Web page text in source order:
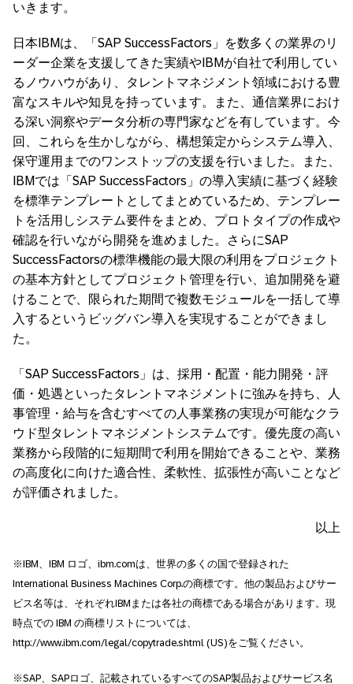
いきます。
日本IBMは、「SAP SuccessFactors」を数多くの業界のリ
ーダー企業を支援してきた実績やIBMが自社で利用してい
るノウハウがあり、タレントマネジメント領域における豊
富なスキルや知見を持っています。また、通信業界におけ
る深い洞察やデータ分析の専門家などを有しています。今
回、これらを生かしながら、構想策定からシステム導入、
保守運用までのワンストップの支援を行いました。また、
IBMでは「SAP SuccessFactors」の導入実績に基づく経験
を標準テンプレートとしてまとめているため、テンプレー
トを活用しシステム要件をまとめ、プロトタイプの作成や
確認を行いながら開発を進めました。さらにSAP
SuccessFactorsの標準機能の最大限の利用をプロジェクト
の基本方針としてプロジェクト管理を行い、追加開発を避
けることで、限られた期間で複数モジュールを一括して導
入するというビッグバン導入を実現することができまし
た。
「SAP SuccessFactors」は、採用・配置・能力開発・評
価・処遇といったタレントマネジメントに強みを持ち、人
事管理・給与を含むすべての人事業務の実現が可能なクラ
ウド型タレントマネジメントシステムです。優先度の高い
業務から段階的に短期間で利用を開始できることや、業務
の高度化に向けた適合性、柔軟性、拡張性が高いことなど
が評価されました。
以上
※IBM、IBM ロゴ、ibm.comは、世界の多くの国で登録された
International Business Machines Corp.の商標です。他の製品およびサー
ビス名等は、それぞれIBMまたは各社の商標である場合があります。現
時点での IBM の商標リストについては、
http://www.ibm.com/legal/copytrade.shtml (US)をご覧ください。
※SAP、SAPロゴ、記載されているすべてのSAP製品およびサービス名